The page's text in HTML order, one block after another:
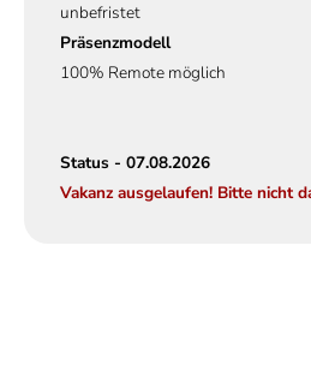
unbefristet
Präsenzmodell
100% Remote möglich
Status - 07.08.2026
Vakanz ausgelaufen! Bitte nicht